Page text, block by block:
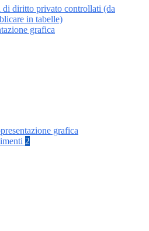
di diritto privato controllati (da
in tabelle)
grafica
grafica
2